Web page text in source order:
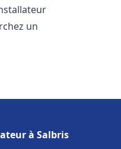
un
à Salbris